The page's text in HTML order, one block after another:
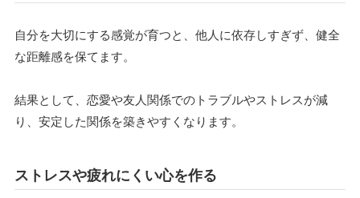
自分を大切にする感覚が育つと、他人に依存しすぎず、健全
な距離感を保てます。
結果として、恋愛や友人関係でのトラブルやストレスが減
り、安定した関係を築きやすくなります。
ストレスや疲れにくい心を作る